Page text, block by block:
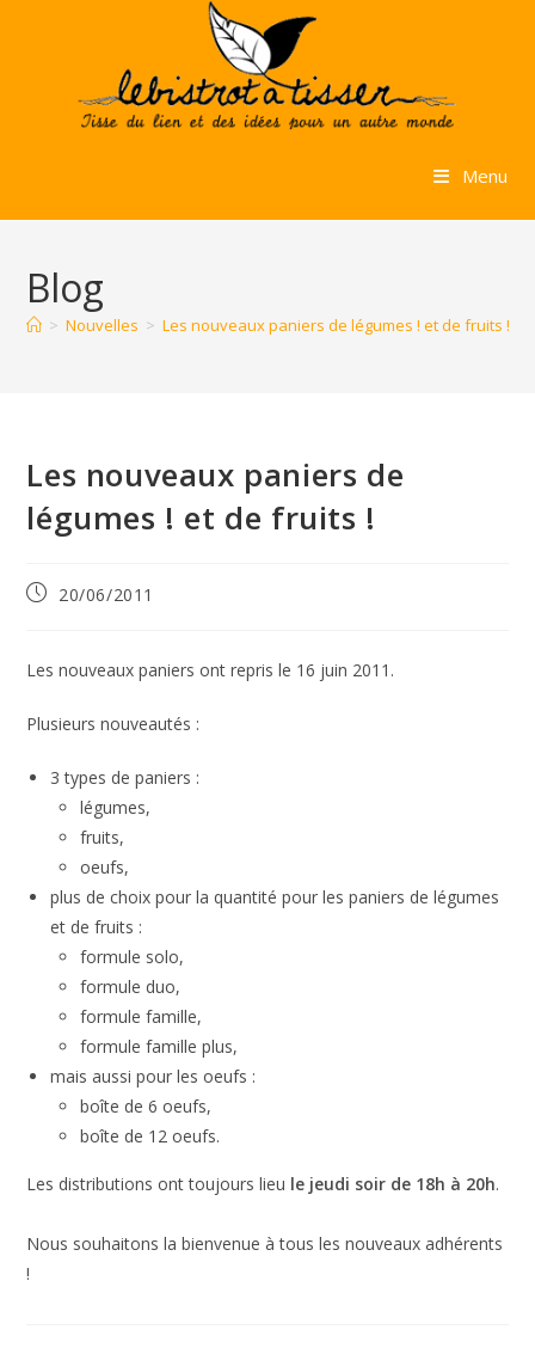
Menu
Blog
> Nouvelles > Les nouveaux paniers de légumes ! et de fruits !
Les nouveaux paniers de
légumes ! et de fruits !
Publication
20/06/2011
Les nouveaux paniers ont repris le 16 juin 2011.
Plusieurs nouveautés :
3 types de paniers :
légumes,
fruits,
oeufs,
plus de choix pour la quantité pour les paniers de légumes
et de fruits :
formule solo,
formule duo,
formule famille,
formule famille plus,
mais aussi pour les oeufs :
boîte de 6 oeufs,
boîte de 12 oeufs.
Les distributions ont toujours lieu le jeudi soir de 18h à 20h.
Nous souhaitons la bienvenue à tous les nouveaux adhérents
!